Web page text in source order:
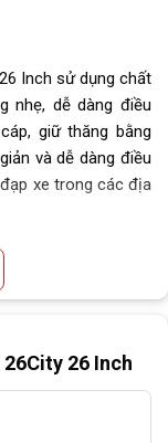
có thể sẽ
nhà sản xuất
chất lượng sản
26City 26 Inch
Inch sử dụng chất
nhẹ, dễ dàng điều
giữ thăng bằng
và dễ dàng điều
xe trong các địa
chăm chút tỉ mỉ,
vô cùng tiện
vặn nhẹ tay lái bên
nhựa, tiện lợi
xe đạp.
26 Inch